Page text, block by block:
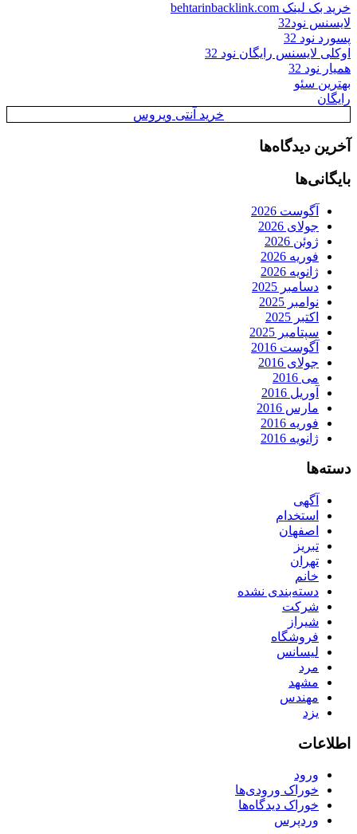
خرید بک لینک behtarinbacklink.com
لایسنس نود32
پسورد نود 32
اوکلی لایسنس رایگان نود 32
همیار نود 32
بهترین سئو
رایگان
خرید آنتی ویروس
آخرین دیدگاه‌ها
بایگانی‌ها
آگوست 2026
جولای 2026
ژوئن 2026
فوریه 2026
ژانویه 2026
دسامبر 2025
نوامبر 2025
اکتبر 2025
سپتامبر 2025
آگوست 2016
جولای 2016
می 2016
آوریل 2016
مارس 2016
فوریه 2016
ژانویه 2016
دسته‌ها
آگهی
استخدام
اصفهان
تبریز
تهران
خانم
دسته‌بندی نشده
شرکت
شیراز
فروشگاه
لیسانس
مرد
مشهد
مهندس
یزد
اطلاعات
ورود
خوراک ورودی‌ها
خوراک دیدگاه‌ها
وردپرس